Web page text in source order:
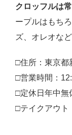
クロッフルは
ープルはもち
ズ、オレオな
□住所：東京都
□営業時間：
□定休日年中無
□テイクアウト